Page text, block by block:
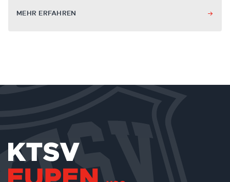
MEHR ERFAHREN